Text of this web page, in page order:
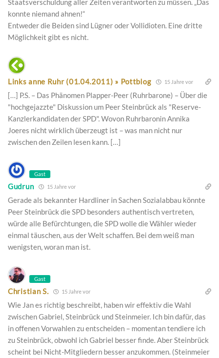
Staatsverschuldung aller Zeiten verantworten zu müssen. „Das
konnte niemand ahnen!“
Entweder die Beiden sind Lügner oder Vollidioten. Eine dritte
Möglichkeit gibt es nicht.
Links anne Ruhr (01.04.2011) » Pottblog 15 Jahre vor
[…] P.S. – Das Phänomen Plapper-Peer (Ruhrbarone) – Über die
"hochgejazzte" Diskussion um Peer Steinbrück als "Reserve-
Kanzlerkandidaten der SPD". Wovon Ruhrbaronin Annika
Joeres nicht wirklich überzeugt ist – was man nicht nur
zwischen den Zeilen lesen kann. […]
Gast
Gudrun 15 Jahre vor
Gerade als bekannter Hardliner in Sachen Sozialabbau könnte
Peer Steinbrück die SPD besonders authentisch vertreten,
würde alle Befürchtungen, die SPD wolle die Wähler wieder
einmal täuschen, aus der Welt schaffen. Bei dem weiß man
wenigsten, woran man ist.
Gast
Christian S. 15 Jahre vor
Wie Jan es richtig beschreibt, haben wir effektiv die Wahl
zwischen Gabriel, Steinbrück und Steinmeier. Ich bin dafür, das
in offenen Vorwahlen zu entscheiden – momentan tendiere ich
zu Steinbrück, obwohl ich Gabriel besser finde. Aber Steinbrück
scheint bei Nicht-Mitgliedern besser anzukommen. (Steinmeier